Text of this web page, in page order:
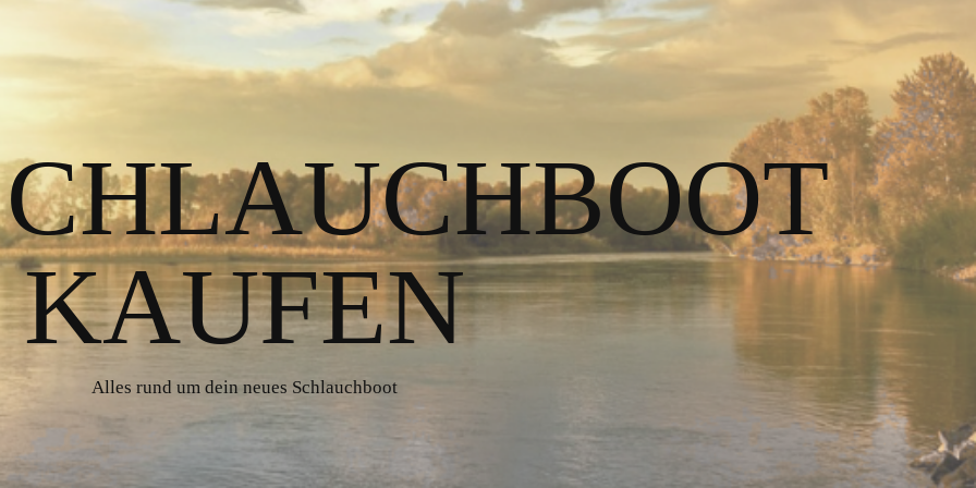
KAUFEN
Alles rund um dein neues Schlauchboot